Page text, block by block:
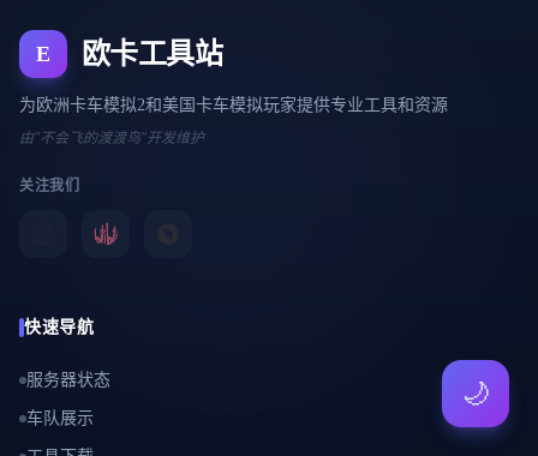
E 欧卡工具站
为欧洲卡车模拟2和美国卡车模拟玩家提供专业工具和资源
由"不会飞的渡渡鸟"开发维护
关注我们
快速导航
服务器状态
车队展示
🌙